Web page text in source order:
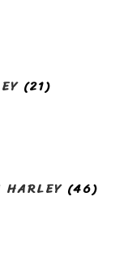
(21)
HARLEY (46)